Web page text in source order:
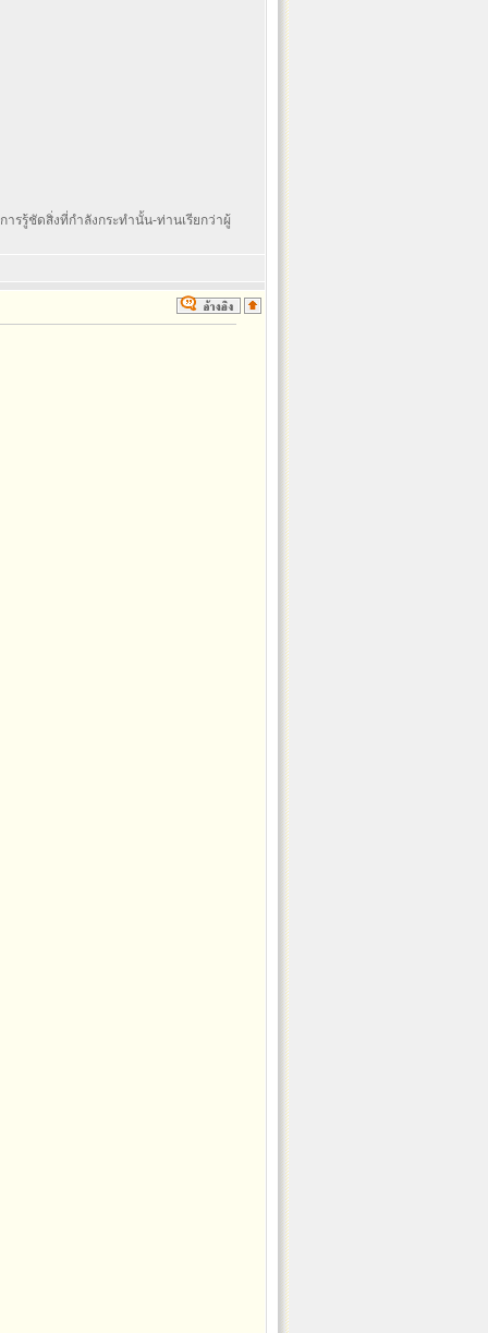
รรู้ชัดสิ่งที่กำลังกระทำนั้น-ท่านเรียกว่าผู้